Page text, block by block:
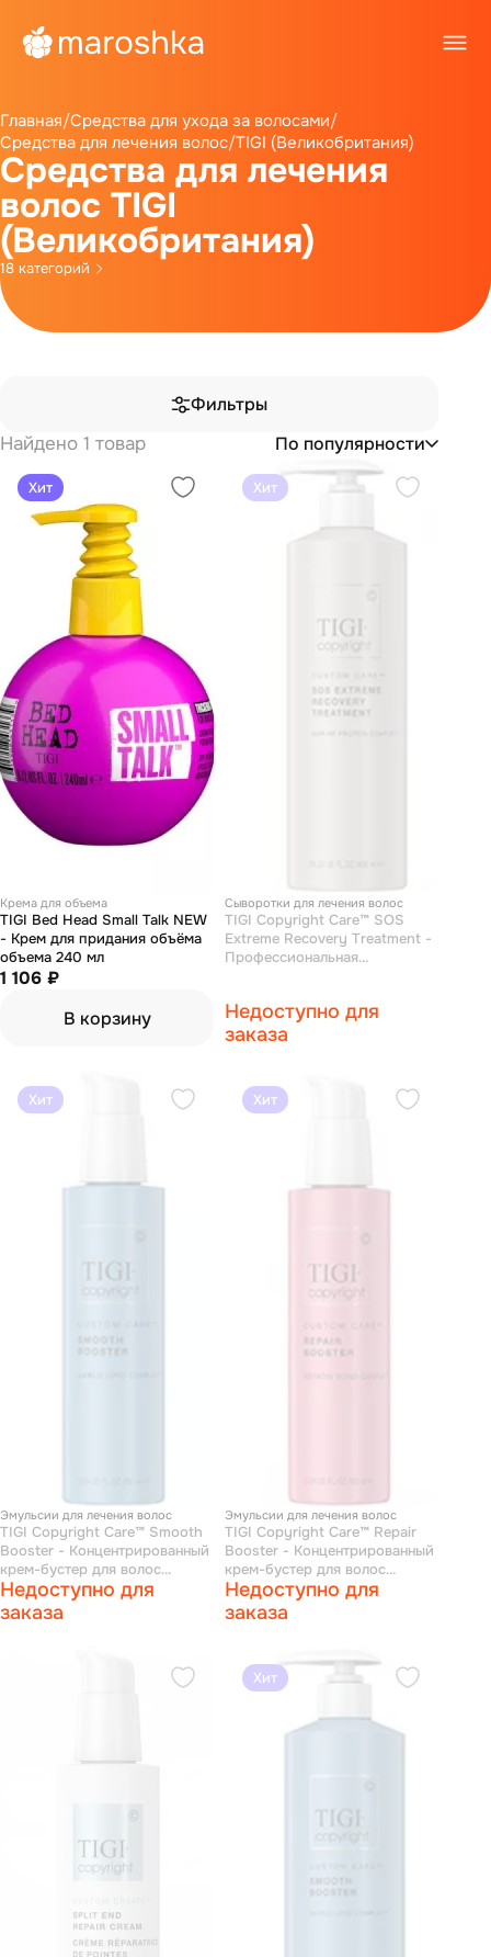
Главная/Средства для ухода за волосами/
Средства для лечения волос/TIGI (Великобритания)
Средства для лечения
волос TIGI
(Великобритания)
18 категорий
Фильтры
Найдено 1 товар
По популярности
Хит
Крема для объема
TIGI Bed Head Small Talk NEW
- Крем для придания объёма
объема 240 мл
1 106 ₽
В корзину
Хит
Сыворотки для лечения волос
TIGI Copyright Care™ SOS
Extreme Recovery Treatment -
Профессиональная
поврежденных волос 450 мл
Недоступно для
заказа
Хит
Эмульсии для лечения волос
TIGI Copyright Care™ Smooth
Booster - Концентрированный
крем-бустер для волос
разглаживающий 90 мл
Недоступно для
заказа
Хит
Эмульсии для лечения волос
TIGI Copyright Care™ Repair
Booster - Концентрированный
крем-бустер для волос
восстанавливающий 90 мл
Недоступно для
заказа
Хит